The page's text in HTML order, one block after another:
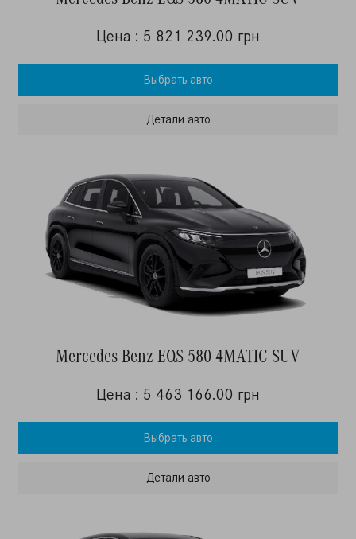
Цена : 5 821 239.00 грн
Выбрать авто
Детали авто
Mercedes-Benz EQS 580 4MATIC SUV
Цена : 5 463 166.00 грн
Выбрать авто
Детали авто